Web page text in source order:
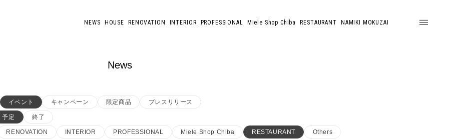
NEWS HOUSE RENOVATION INTERIOR PROFESSIONAL Miele Shop Chiba RESTAURANT NAMIKI MOKUZAI
News
イベント キャンペーン 限定商品 プレスリリース
予定 終了
RENOVATION INTERIOR PROFESSIONAL Miele Shop Chiba RESTAURANT Others